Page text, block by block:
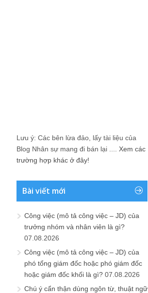
Lưu ý: Các bên lừa đảo, lấy tài liệu của
Blog Nhân sự mang đi bán lại .... Xem các
trường hợp khác ở đây!
Bài viết mới
Công việc (mô tả công việc – JD) của
trưởng nhóm và nhân viên là gì?
07.08.2026
Công việc (mô tả công việc – JD) của
phó tổng giám đốc hoặc phó giám đốc
hoặc giám đốc khối là gì? 07.08.2026
Chú ý cẩn thận dùng ngôn từ, thuật ngữ